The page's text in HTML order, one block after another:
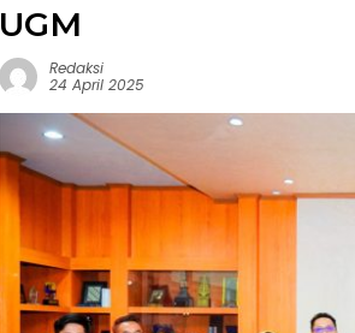
UGM
Redaksi
24 April 2025